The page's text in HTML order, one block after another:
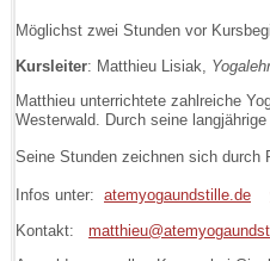
Möglichst zwei Stunden vor
Kursleiter: Matthieu Lisiak,
Matthieu unterrichtete zahlreiche
Westerwald. Durch seine
Seine Stunden zeichnen sich durch
Infos unter: atemyogaundstille.de
Kontakt: